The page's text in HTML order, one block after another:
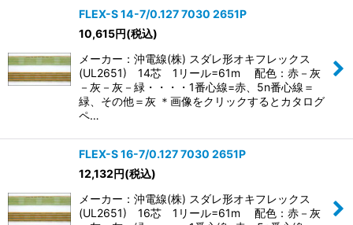
FLEX-S 14-7/0.127 7030 2651P
10,615円(税込)
メーカー：沖電線(株) スダレ形オキフレックス
(UL2651) 14芯 1リール=61m 配色：赤－灰
－灰－灰－緑・・・・1番心線=赤、5n番心線＝
緑、その他＝灰 ＊画像をクリックするとカタログ
ペ…
FLEX-S 16-7/0.127 7030 2651P
12,132円(税込)
メーカー：沖電線(株) スダレ形オキフレックス
(UL2651) 16芯 1リール=61m 配色：赤－灰